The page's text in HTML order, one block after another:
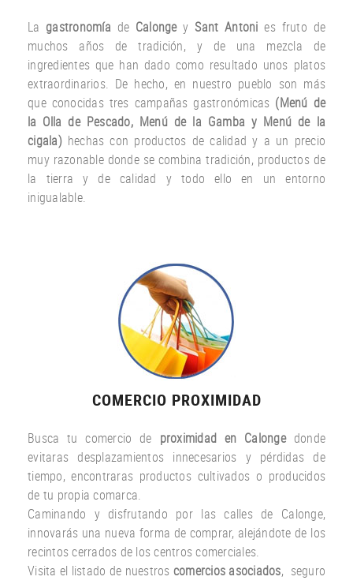
La gastronomía de Calongey Sant Antoni es fruto de
muchos años
de tradición, y de una mezcla
de
ingredientes que han dado como resultado unos platos
extraordinarios. De hecho, en nuestro pueblo son más
que conocidas tres campañas gastronómicas (Menú de
la Olla de Pescado, Menú de la Gamba y Menú de la
cigala) hechas con productos de calidad y a un precio
muy razonable donde se combina tradición, productos de
la tierra y de calidad y todo ello
en un entorno
inigualable.
COMERCIO PROXIMIDAD
Busca tu comercio de proximidad en Calongedonde
evitaras desplazamientos innecesarios y pérdidas de
tiempo, encontraras productos cultivados o producidos
de tu propia comarca.
Caminando y disfrutando por las calles de Calonge,
innovarás una nueva forma de comprar, alejándote de los
recintos cerrados de los centros comerciales.
Visita el listado de nuestros comercios asociados, seguro